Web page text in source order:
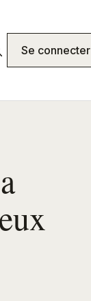
Se connecter